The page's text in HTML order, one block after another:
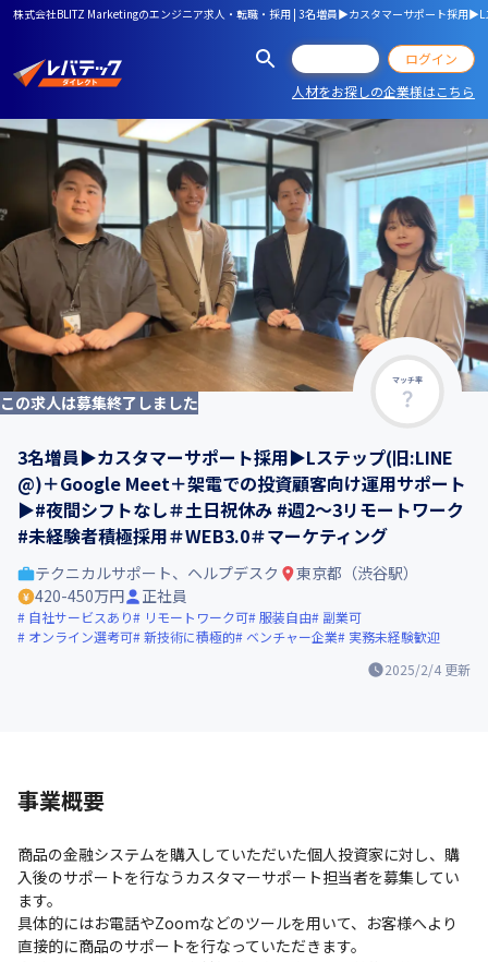
株式会社BLITZ Marketingのエンジニア求人・転職・採用 | 3名増員▶カスタマーサポート採用
ログイン
人材をお探しの企業様はこちら
マッチ率
この求人は募集終了しました
3名増員▶カスタマーサポート採用▶Lステップ(旧:LINE
@)＋Google Meet＋架電での投資顧客向け運用サポート
▶#夜間シフトなし＃土日祝休み #週2〜3リモートワーク
#未経験者積極採用＃WEB3.0＃マーケティング
2025/2/4 更新
テクニカルサポート、ヘルプデスク
東京都（渋谷駅）
420-450万円
正社員
自社サービスあり リモートワーク可 服装自由
副業可
オンライン選考可 新技術に積極的 ベンチャー企業 実務未経験歓迎
事業概要
商品の金融システムを購入していただいた個人投資家に対し、購
入後のサポートを行なうカスタマーサポート担当者を募集してい
ます。
具体的にはお電話やZoomなどのツールを用いて、お客様へより
直接的に商品のサポートを行なっていただきます。